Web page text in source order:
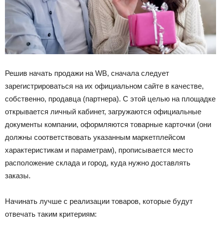
Решив начать продажи на WB, сначала следует
зарегистрироваться на их официальном сайте в качестве,
собственно, продавца (партнера). С этой целью на площадке
открывается личный кабинет, загружаются официальные
документы компании, оформляются товарные карточки (они
должны соответствовать указанным маркетплейсом
характеристикам и параметрам), прописывается место
расположение склада и город, куда нужно доставлять
заказы.
Начинать лучше с реализации товаров, которые будут
отвечать таким критериям: